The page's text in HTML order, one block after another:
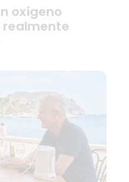
oxígeno
realmente